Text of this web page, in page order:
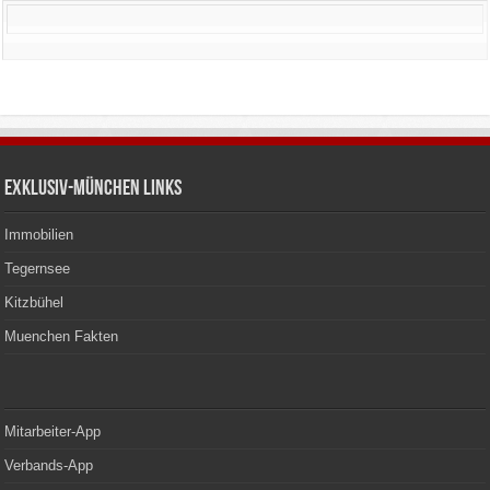
Exklusiv-München Links
Immobilien
Tegernsee
Kitzbühel
Muenchen Fakten
Mitarbeiter-App
Verbands-App